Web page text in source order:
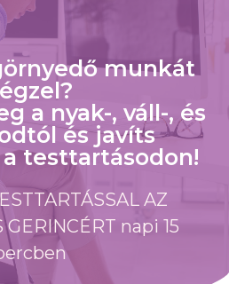
munkát
a nyak-, váll-, és
és javíts
testtartásodon!
AZ
GERINCÉRT napi 15